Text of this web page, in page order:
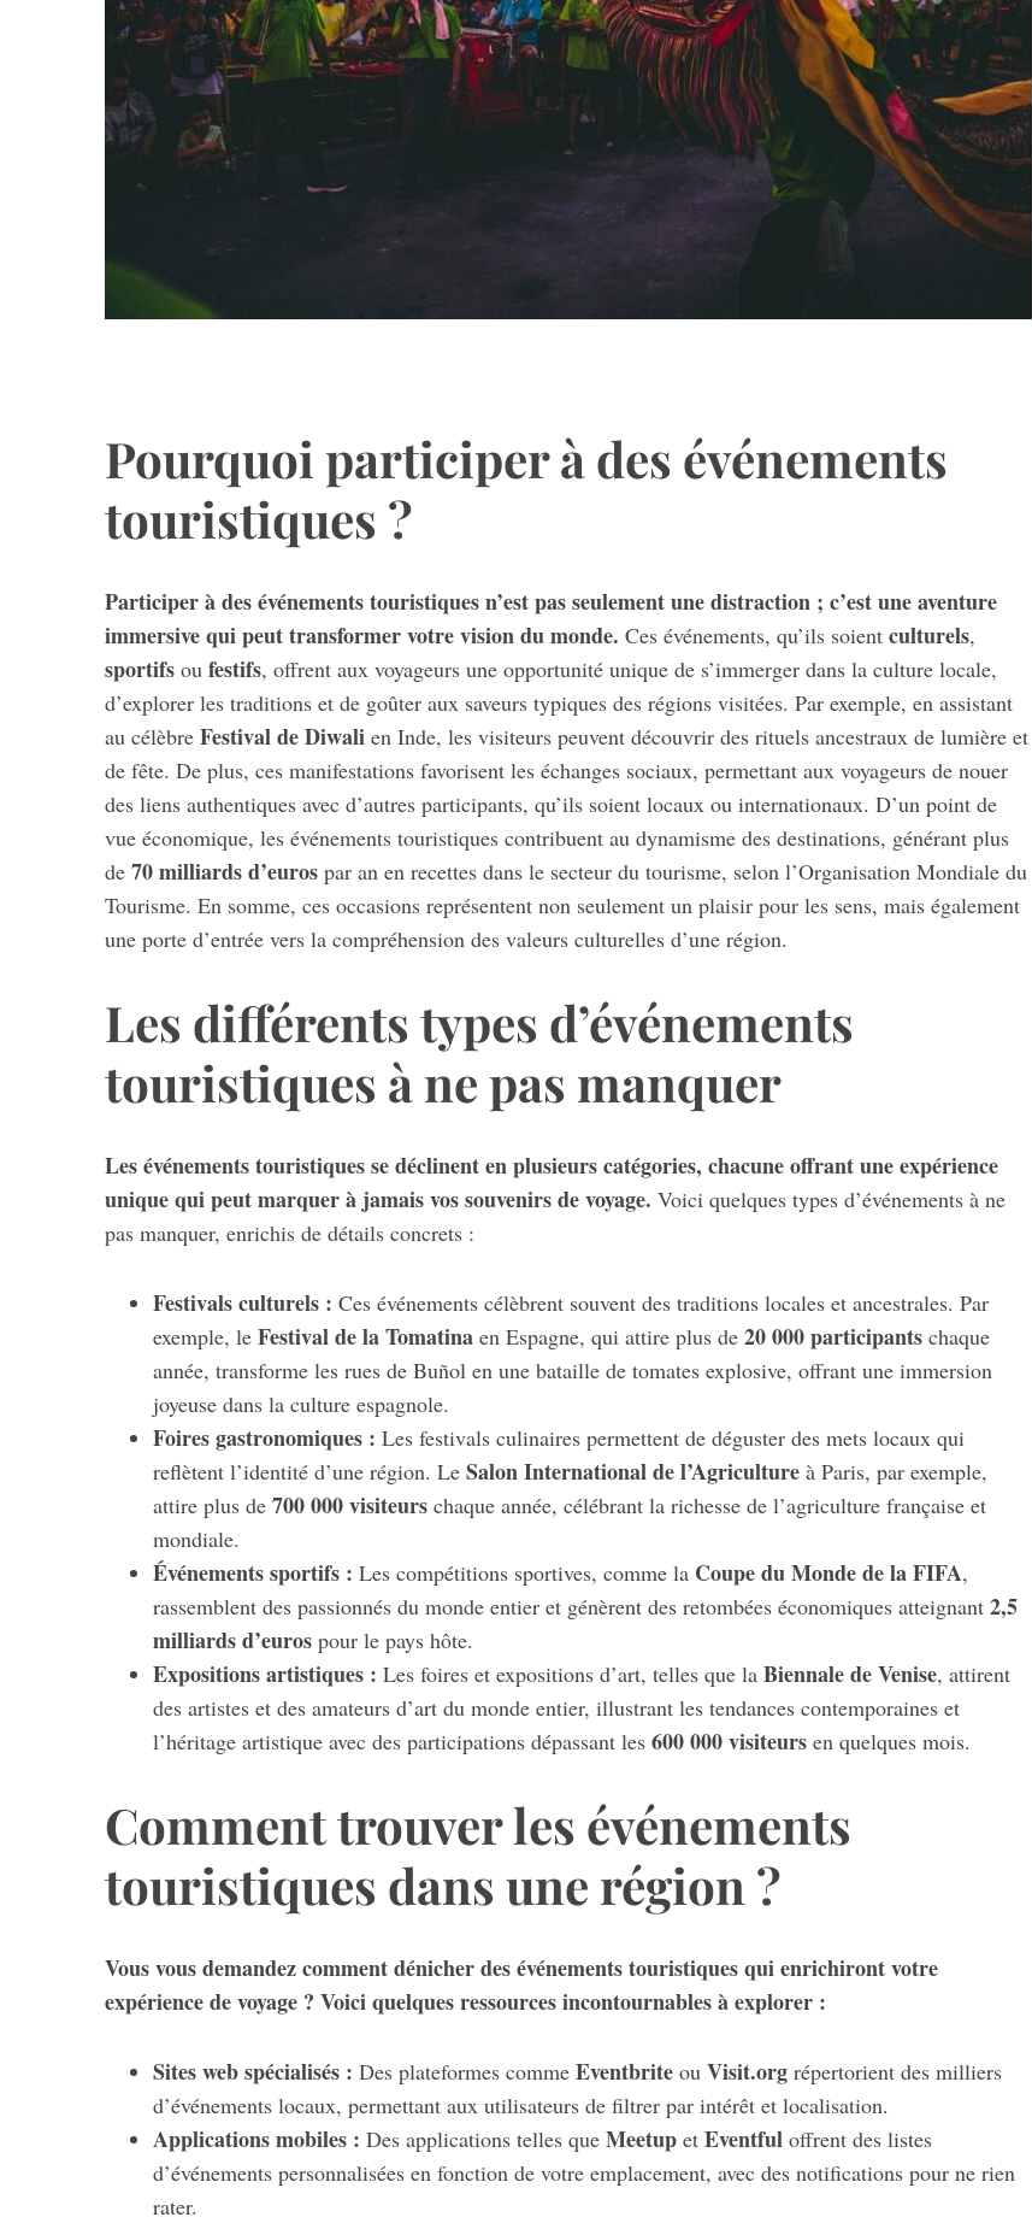
Pourquoi participer à des événements
touristiques ?
Participer à des événements touristiques n’est pas seulement une distraction ; c’est une aventure
immersive qui peut transformer votre vision du monde. Ces événements, qu’ils soient culturels,
sportifs ou festifs, offrent aux voyageurs une opportunité unique de s’immerger dans la culture locale,
d’explorer les traditions et de goûter aux saveurs typiques des régions visitées. Par exemple, en assistant
au célèbre Festival de Diwali en Inde, les visiteurs peuvent découvrir des rituels ancestraux de lumière et
de fête. De plus, ces manifestations favorisent les échanges sociaux, permettant aux voyageurs de nouer
des liens authentiques avec d’autres participants, qu’ils soient locaux ou internationaux. D’un point de
vue économique, les événements touristiques contribuent au dynamisme des destinations, générant plus
de 70 milliards d’euros par an en recettes dans le secteur du tourisme, selon l’Organisation Mondiale du
Tourisme. En somme, ces occasions représentent non seulement un plaisir pour les sens, mais également
une porte d’entrée vers la compréhension des valeurs culturelles d’une région.
Les différents types d’événements
touristiques à ne pas manquer
Les événements touristiques se déclinent en plusieurs catégories, chacune offrant une expérience
unique qui peut marquer à jamais vos souvenirs de voyage. Voici quelques types d’événements à ne
pas manquer, enrichis de détails concrets :
Festivals culturels : Ces événements célèbrent souvent des traditions locales et ancestrales. Par
exemple, le Festival de la Tomatina en Espagne, qui attire plus de 20 000 participants chaque
année, transforme les rues de Buñol en une bataille de tomates explosive, offrant une immersion
joyeuse dans la culture espagnole.
Foires gastronomiques : Les festivals culinaires permettent de déguster des mets locaux qui
reflètent l’identité d’une région. Le Salon International de l’Agriculture à Paris, par exemple,
attire plus de 700 000 visiteurs chaque année, célébrant la richesse de l’agriculture française et
mondiale.
Événements sportifs : Les compétitions sportives, comme la Coupe du Monde de la FIFA,
rassemblent des passionnés du monde entier et génèrent des retombées économiques atteignant 2,5
milliards d’euros pour le pays hôte.
Expositions artistiques : Les foires et expositions d’art, telles que la Biennale de Venise, attirent
des artistes et des amateurs d’art du monde entier, illustrant les tendances contemporaines et
l’héritage artistique avec des participations dépassant les 600 000 visiteurs en quelques mois.
Comment trouver les événements
touristiques dans une région ?
Vous vous demandez comment dénicher des événements touristiques qui enrichiront votre
expérience de voyage ? Voici quelques ressources incontournables à explorer :
Sites web spécialisés : Des plateformes comme Eventbrite ou Visit.org répertorient des milliers
d’événements locaux, permettant aux utilisateurs de filtrer par intérêt et localisation.
Applications mobiles : Des applications telles que Meetup et Eventful offrent des listes
d’événements personnalisées en fonction de votre emplacement, avec des notifications pour ne rien
rater.
S
e
c
h
r
: